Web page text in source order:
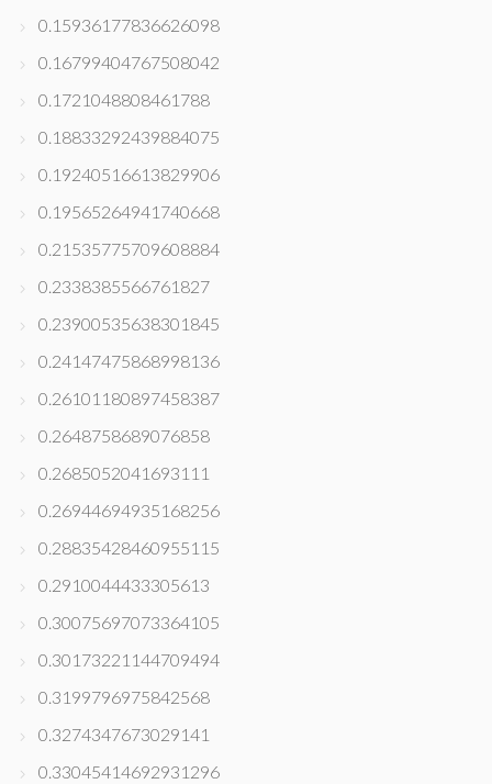
0.15936177836626098
0.16799404767508042
0.1721048808461788
0.18833292439884075
0.19240516613829906
0.19565264941740668
0.21535775709608884
0.2338385566761827
0.23900535638301845
0.24147475868998136
0.26101180897458387
0.2648758689076858
0.2685052041693111
0.26944694935168256
0.28835428460955115
0.2910044433305613
0.30075697073364105
0.30173221144709494
0.3199796975842568
0.3274347673029141
0.33045414692931296